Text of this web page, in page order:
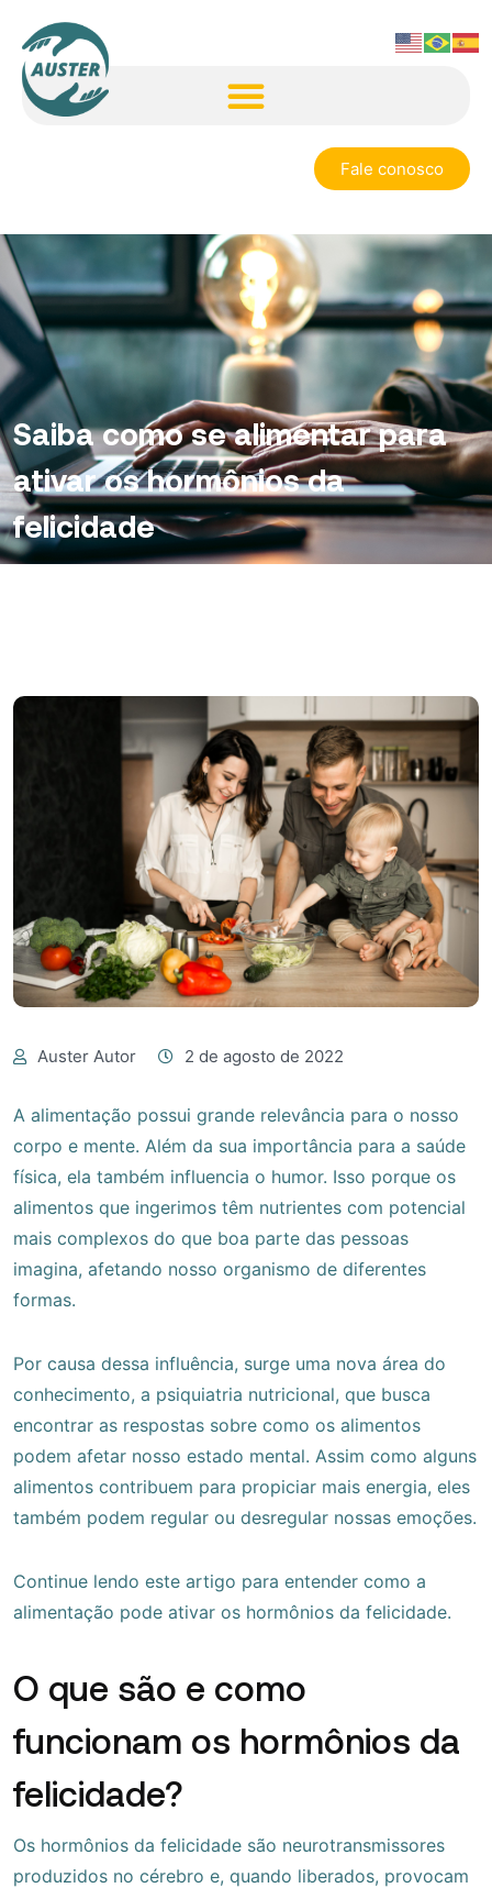
Fale conosco
Saiba como se alimentar para
ativar os hormônios da
felicidade
Auster Autor 2 de agosto de 2022
A alimentação possui grande relevância para o nosso
corpo e mente. Além da sua importância para a saúde
física, ela também influencia o humor. Isso porque os
alimentos que ingerimos têm nutrientes com potencial
mais complexos do que boa parte das pessoas
imagina, afetando nosso organismo de diferentes
formas.
Por causa dessa influência, surge uma nova área do
conhecimento, a psiquiatria nutricional, que busca
encontrar as respostas sobre como os alimentos
podem afetar nosso estado mental. Assim como alguns
alimentos contribuem para propiciar mais energia, eles
também podem regular ou desregular nossas emoções.
Continue lendo este artigo para entender como a
alimentação pode ativar os hormônios da felicidade.
O que são e como
funcionam os hormônios da
felicidade?
Os hormônios da felicidade são neurotransmissores
produzidos no cérebro e, quando liberados, provocam